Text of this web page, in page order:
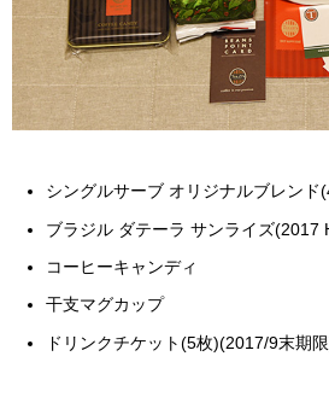
シングルサーブ オリジナルブレンド
ブラジル ダテーラ サンライズ(2017
コーヒーキャンディ
干支マグカップ
ドリンクチケット(5枚)(2017/9末期